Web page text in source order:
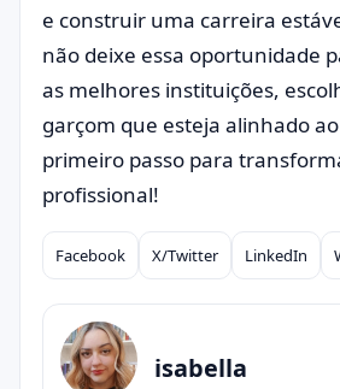
e construir uma carreira
não deixe essa oportunidade
as melhores instituições,
garçom que esteja alinhado
primeiro passo para
profissional!
Compartilhar
Facebook X/Twitter LinkedIn
isabella